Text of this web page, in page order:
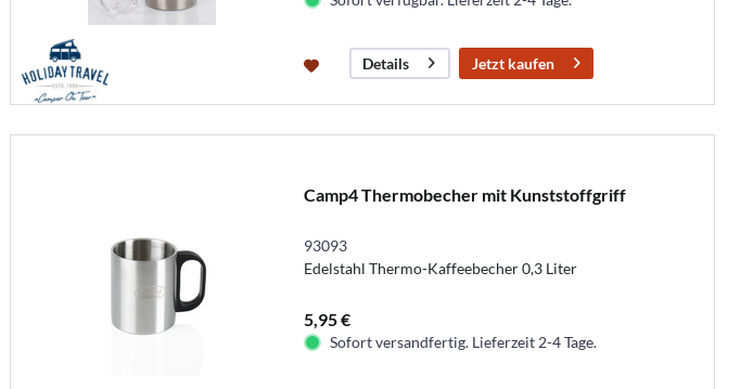
Details Jetzt kaufen
Camp4 Thermobecher mit Kunststoffgriff
93093
Edelstahl Thermo-Kaffeebecher 0,3 Liter
5,95 €
Sofort versandfertig. Lieferzeit 2-4 Tage.